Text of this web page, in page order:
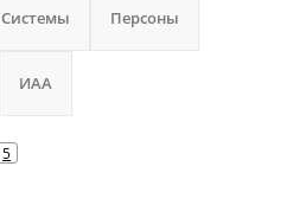
Системы Персоны
ИАА
5